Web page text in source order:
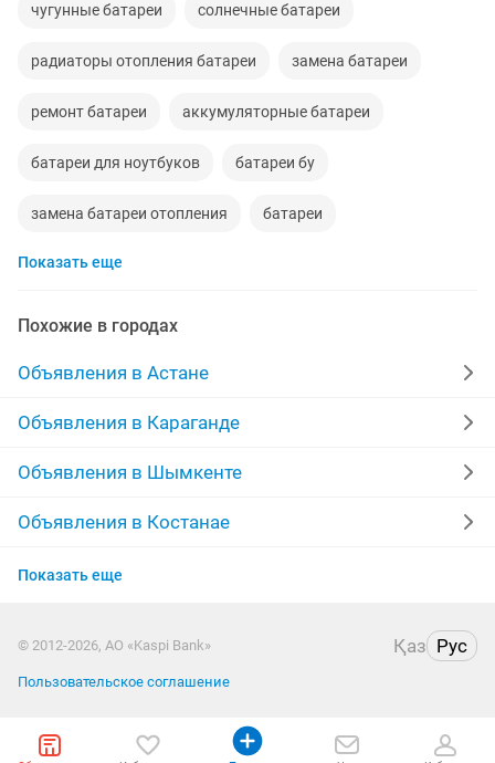
чугунные батареи солнечные батареи
радиаторы отопления батареи замена батареи
ремонт батареи аккумуляторные батареи
батареи для ноутбуков батареи бу
замена батареи отопления батареи
установка замена батареи
батареи для
Показать еще
Похожие в городах
Объявления в Астане
Объявления в Караганде
Объявления в Шымкенте
Объявления в Костанае
Объявления в Таразе
Объявления в Атырау
Объявления в Казахстане
Показать еще
© 2012-2026, АО «Kaspi Bank» Қаз Рус
Пользовательское соглашение